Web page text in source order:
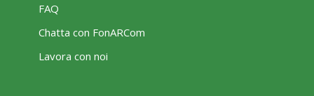
FAQ
Chatta con FonARCom
Lavora con noi